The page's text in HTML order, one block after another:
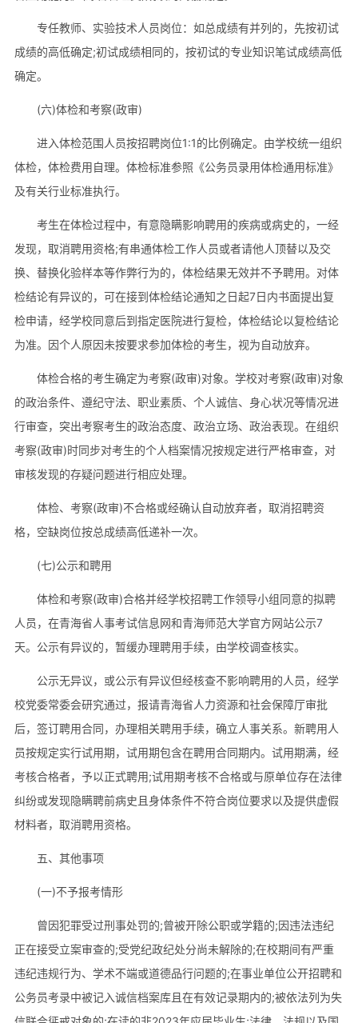
专任教师、实验技术人员岗位：如总成绩有并列的，先按初试
成绩的高低确定;初试成绩相同的，按初试的专业知识笔试成绩高低
确定。
(六)体检和考察(政审)
进入体检范围人员按招聘岗位1:1的比例确定。由学校统一组织
体检，体检费用自理。体检标准参照《公务员录用体检通用标准》
及有关行业标准执行。
考生在体检过程中，有意隐瞒影响聘用的疾病或病史的，一经
发现，取消聘用资格;有串通体检工作人员或者请他人顶替以及交
换、替换化验样本等作弊行为的，体检结果无效并不予聘用。对体
检结论有异议的，可在接到体检结论通知之日起7日内书面提出复
检申请，经学校同意后到指定医院进行复检，体检结论以复检结论
为准。因个人原因未按要求参加体检的考生，视为自动放弃。
体检合格的考生确定为考察(政审)对象。学校对考察(政审)对象
的政治条件、遵纪守法、职业素质、个人诚信、身心状况等情况进
行审查，突出考察考生的政治态度、政治立场、政治表现。在组织
考察(政审)时同步对考生的个人档案情况按规定进行严格审查，对
审核发现的存疑问题进行相应处理。
体检、考察(政审)不合格或经确认自动放弃者，取消招聘资
格，空缺岗位按总成绩高低递补一次。
(七)公示和聘用
体检和考察(政审)合格并经学校招聘工作领导小组同意的拟聘
人员，在青海省人事考试信息网和青海师范大学官方网站公示7
天。公示有异议的，暂缓办理聘用手续，由学校调查核实。
公示无异议，或公示有异议但经核查不影响聘用的人员，经学
校党委常委会研究通过，报请青海省人力资源和社会保障厅审批
后，签订聘用合同，办理相关聘用手续，确立人事关系。新聘用人
员按规定实行试用期，试用期包含在聘用合同期内。试用期满，经
考核合格者，予以正式聘用;试用期考核不合格或与原单位存在法律
纠纷或发现隐瞒聘前病史且身体条件不符合岗位要求以及提供虚假
材料者，取消聘用资格。
五、其他事项
(一)不予报考情形
曾因犯罪受过刑事处罚的;曾被开除公职或学籍的;因违法违纪
正在接受立案审查的;受党纪政纪处分尚未解除的;在校期间有严重
违纪违规行为、学术不端或道德品行问题的;在事业单位公开招聘和
公务员考录中被记入诚信档案库且在有效记录期内的;被依法列为失